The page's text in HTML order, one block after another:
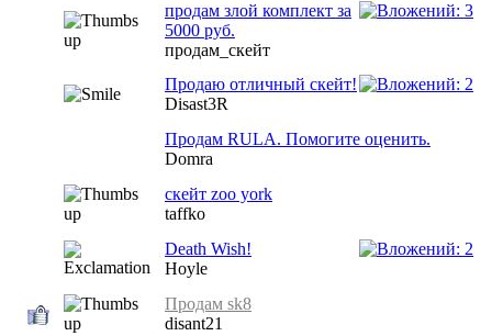
продам злой комплект за
5000 руб.
продам_скейт
Продаю отличный скейт!
Disast3R
Продам RULA. Помогите оценить.
Domra
скейт zoo york
taffko
Death Wish!
Hoyle
Продам sk8
disant21